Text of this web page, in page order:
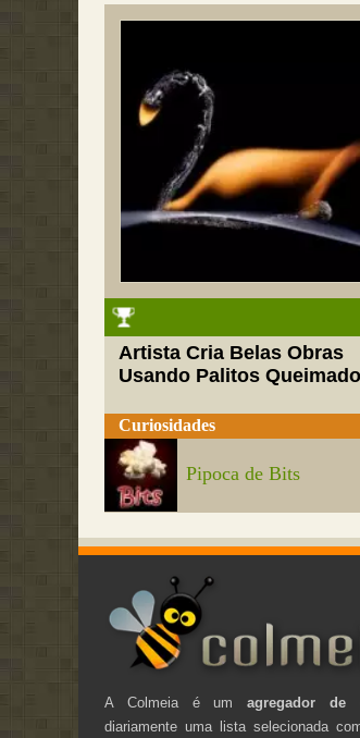
Artista Cria Belas Obras
Usando Palitos
Curiosidades
Pipoca de Bits
A Colmeia é umagregador de
diariamente uma lista selecionada